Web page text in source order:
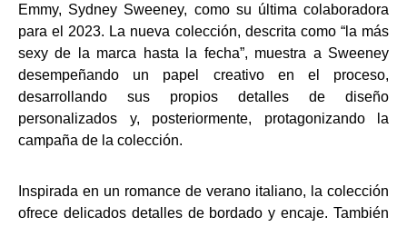
Emmy, Sydney Sweeney, como su última colaboradora
para el 2023. La nueva colección, descrita como “la más
sexy de la marca hasta la fecha”, muestra a Sweeney
desempeñando un papel creativo en el proceso,
desarrollando sus propios detalles de diseño
personalizados y, posteriormente, protagonizando la
campaña de la colección.
Inspirada en un romance de verano italiano, la colección
ofrece delicados detalles de bordado y encaje. También